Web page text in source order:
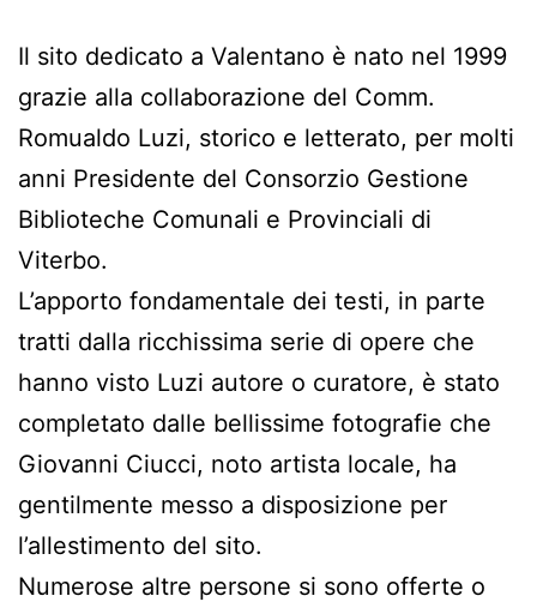
Il sito dedicato a Valentano è nato nel 1999
grazie alla collaborazione del Comm.
Romualdo Luzi, storico e letterato, per molti
anni Presidente del Consorzio Gestione
Biblioteche Comunali e Provinciali di
Viterbo.
L’apporto fondamentale dei testi, in parte
tratti dalla ricchissima serie di opere che
hanno visto Luzi autore o curatore, è stato
completato dalle bellissime fotografie che
Giovanni Ciucci, noto artista locale, ha
gentilmente messo a disposizione per
l’allestimento del sito.
Numerose altre persone si sono offerte o